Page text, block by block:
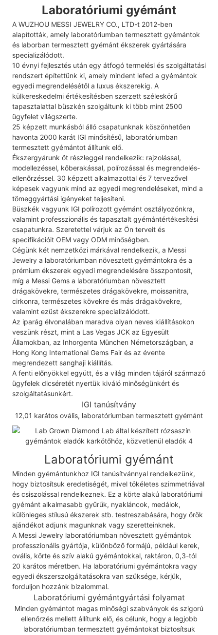
Laboratóriumi gyémánt
A WUZHOU MESSI JEWELRY CO., LTD-t 2012-ben
alapították, amely laboratóriumban termesztett gyémántok
és laborban termesztett gyémánt ékszerek gyártására
specializálódott.
10 évnyi fejlesztés után egy átfogó termelési és szolgáltatási
rendszert építettünk ki, amely mindent lefed a gyémántok
egyedi megrendelésétől a luxus ékszerekig. A
külkereskedelmi értékesítésben szerzett széleskörű
tapasztalattal büszkén szolgáltunk ki több mint 2500
ügyfelet világszerte.
25 képzett munkásból álló csapatunknak köszönhetően
havonta 2000 karát IGI minősítésű, laboratóriumban
termesztett gyémántot állítunk elő.
Ékszergyárunk öt részleggel rendelkezik: rajzolással,
modellezéssel, kőberakással, polírozással és megrendelés-
ellenőrzéssel. 30 képzett alkalmazottal és 7 tervezővel
képesek vagyunk mind az egyedi megrendeléseket, mind a
tömeggyártási igényeket teljesíteni.
Büszkék vagyunk IGI polírozott gyémánt osztályozónkra,
valamint professzionális és tapasztalt gyémántértékesítési
csapatunkra. Szeretettel várjuk az Ön terveit és
specifikációit OEM vagy ODM minőségben.
Cégünk két nemzetközi márkával rendelkezik, a Messi
Jewelry a laboratóriumban növesztett gyémántokra és a
prémium ékszerek egyedi megrendelésére összpontosít,
míg a Messi Gems a laboratóriumban növesztett
drágakövekre, természetes drágakövekre, moissanitra,
cirkonra, természetes kövekre és más drágakövekre,
valamint ezüst ékszerekre specializálódott.
Az iparág élvonalában maradva olyan neves kiállításokon
veszünk részt, mint a Las Vegas JCK az Egyesült
Államokban, az Inhorgenta München Németországban, a
Hong Kong International Gems Fair és az évente
megrendezett sanghaji kiállítás.
A fenti előnyökkel együtt, és a világ minden tájáról származó
ügyfelek dicséretét nyertük kiváló minőségünkért és
szolgáltatásunkért.
IGI tanúsítvány
12,01 karátos ovális, laboratóriumban termesztett gyémánt
Laboratóriumi gyémánt
Minden gyémántunkhoz IGI tanúsítvánnyal rendelkezünk,
hogy biztosítsuk eredetiségét, mivel tökéletes szimmetriával
és csiszolással rendelkeznek. Ez a körte alakú laboratóriumi
gyémánt alkalmasabb gyűrűk, nyakláncok, medálok,
különleges stílusú ékszerek stb. testreszabására, hogy örök
ajándékot adjunk magunknak vagy szeretteinknek.
A Messi Jewelry laboratóriumban növesztett gyémántok
professzionális gyártója, különböző formájú, például kerek,
ovális, körte és szív alakú gyémántokkal, raktáron, 0,3-tól
20 karátos méretben. Ha laboratóriumi gyémántokra vagy
egyedi ékszerszolgáltatásokra van szüksége, kérjük,
forduljon hozzánk bizalommal.
Laboratóriumi gyémántgyártási folyamat
Minden gyémántot magas minőségi szabványok és szigorú
ellenőrzés mellett állítunk elő, és célunk, hogy a legjobb
laboratóriumban termesztett gyémántokat biztosítsuk